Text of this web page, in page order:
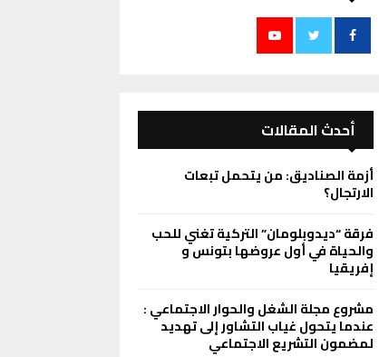
أحدث المقالات
أزمة الصناديق: من يتحمل تبعات
الارتجال؟
فرقة “ديدوبلومان” التركية تغني للحب
والحياة في أول عروضها بتونس و
إفريقيا
مشروع مجلة الشغل والحوار الاجتماعي :
عندما يتحول غياب التشاور إلى تهديد
لمضمون التشريع الاجتماعي